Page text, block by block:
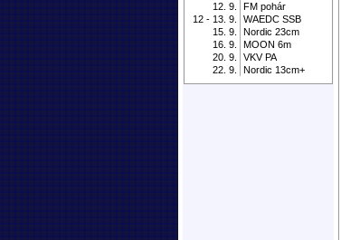
12. 9.
FM pohár
12 - 13. 9.
WAEDC SSB
15. 9.
Nordic 23cm
16. 9.
MOON 6m
20. 9.
VKV PA
22. 9.
Nordic 13cm+